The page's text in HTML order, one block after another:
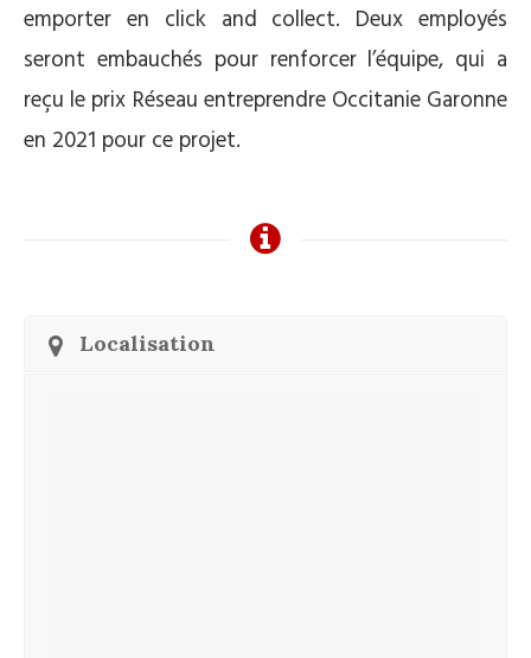
emporter en click and collect. Deux employés
seront embauchés pour renforcer l’équipe, qui a
reçu le prix Réseau entreprendre Occitanie Garonne
en 2021 pour ce projet.
Localisation